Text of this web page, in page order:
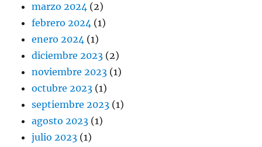
marzo 2024 (2)
febrero 2024 (1)
enero 2024 (1)
diciembre 2023 (2)
noviembre 2023 (1)
octubre 2023 (1)
septiembre 2023 (1)
agosto 2023 (1)
julio 2023 (1)